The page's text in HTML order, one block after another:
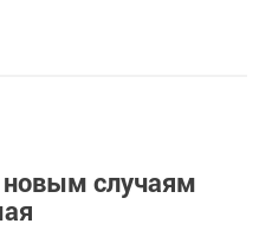
случаям